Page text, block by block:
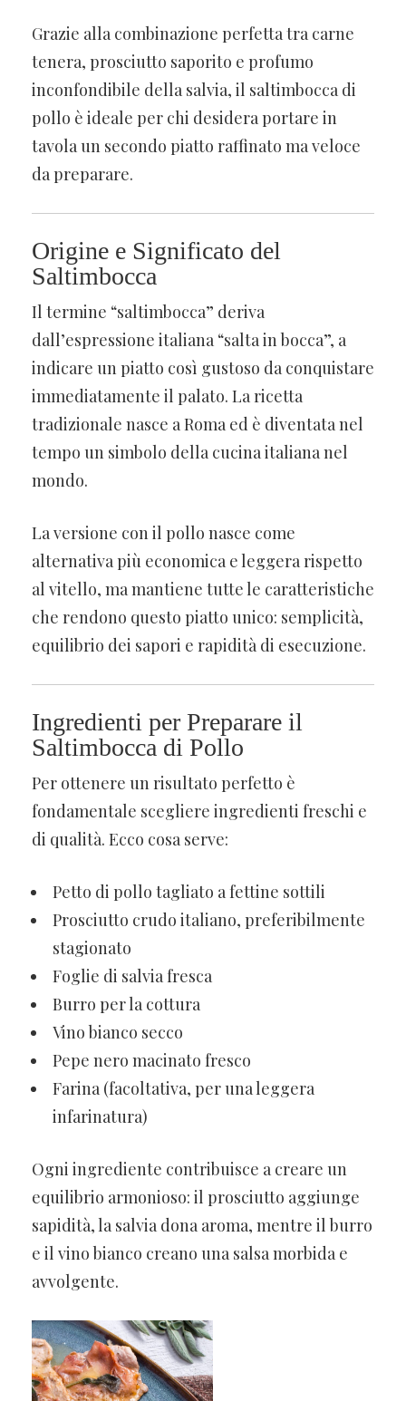
Grazie alla combinazione perfetta tra carne
tenera, prosciutto saporito e profumo
inconfondibile della salvia, il saltimbocca di
pollo è ideale per chi desidera portare in
tavola un secondo piatto raffinato ma veloce
da preparare.
Origine e Significato del
Saltimbocca
Il termine “saltimbocca” deriva
dall’espressione italiana “salta in bocca”, a
indicare un piatto così gustoso da conquistare
immediatamente il palato. La ricetta
tradizionale nasce a Roma ed è diventata nel
tempo un simbolo della cucina italiana nel
mondo.
La versione con il pollo nasce come
alternativa più economica e leggera rispetto
al vitello, ma mantiene tutte le caratteristiche
che rendono questo piatto unico: semplicità,
equilibrio dei sapori e rapidità di esecuzione.
Ingredienti per Preparare il
Saltimbocca di Pollo
Per ottenere un risultato perfetto è
fondamentale scegliere ingredienti freschi e
di qualità. Ecco cosa serve:
Petto di pollo tagliato a fettine sottili
Prosciutto crudo italiano, preferibilmente
stagionato
Foglie di salvia fresca
Burro per la cottura
Vino bianco secco
Pepe nero macinato fresco
Farina (facoltativa, per una leggera
infarinatura)
Ogni ingrediente contribuisce a creare un
equilibrio armonioso: il prosciutto aggiunge
sapidità, la salvia dona aroma, mentre il burro
e il vino bianco creano una salsa morbida e
avvolgente.